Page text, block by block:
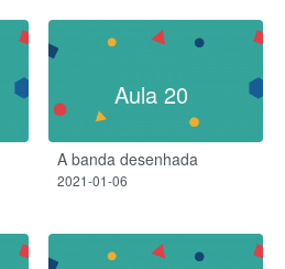
Aula 20
A banda desenhada
2021-01-06